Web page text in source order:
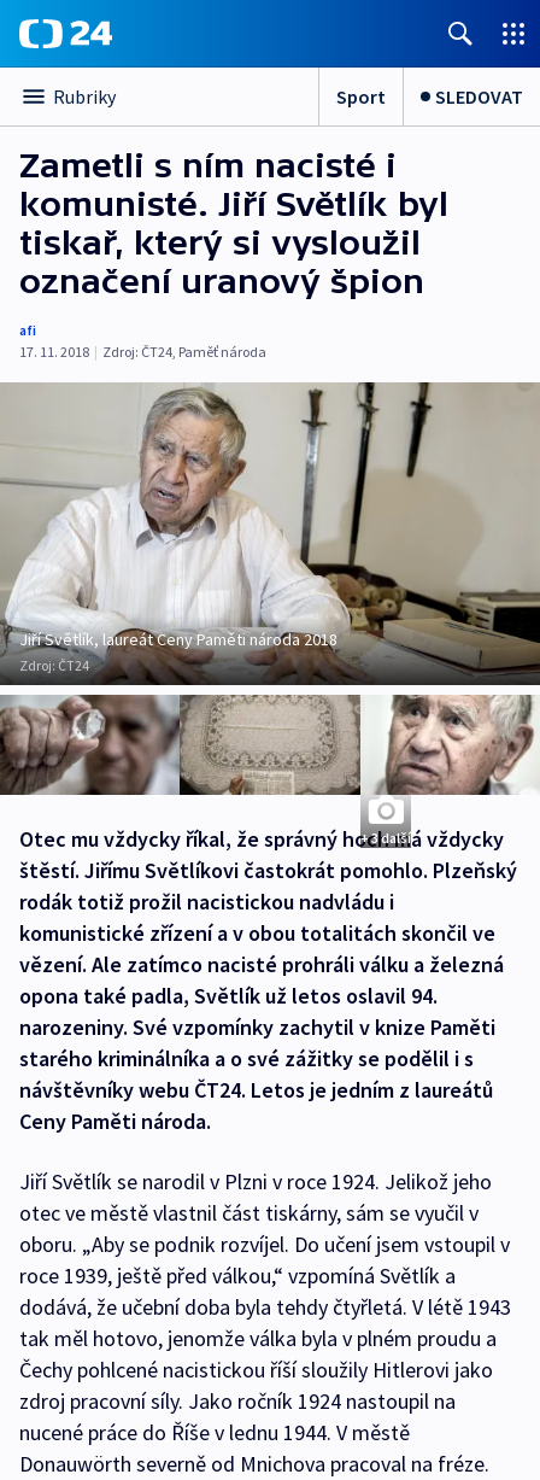
Rubriky Sport SLEDOVAT
Zametli s ním nacisté i
komunisté. Jiří Světlík byl
tiskař, který si vysloužil
označení uranový špion
afi
17. 11. 2018 | Zdroj: ČT24, Paměť národa
Jiří Světlík, laureát Ceny Paměti národa 2018
Zdroj:ČT24
+ 3 další
Otec mu vždycky říkal, že správný hoch má vždycky
štěstí. Jiřímu Světlíkovi častokrát pomohlo. Plzeňský
rodák totiž prožil nacistickou nadvládu i
komunistické zřízení a v obou totalitách skončil ve
vězení. Ale zatímco nacisté prohráli válku a železná
opona také padla, Světlík už letos oslavil 94.
narozeniny. Své vzpomínky zachytil v knize Paměti
starého kriminálníka a o své zážitky se podělil i s
návštěvníky webu ČT24. Letos je jedním z laureátů
Ceny Paměti národa.
Jiří Světlík se narodil v Plzni v roce 1924. Jelikož jeho
otec ve městě vlastnil část tiskárny, sám se vyučil v
oboru. „Aby se podnik rozvíjel. Do učení jsem vstoupil v
roce 1939, ještě před válkou,“ vzpomíná Světlík a
dodává, že učební doba byla tehdy čtyřletá. V létě 1943
tak měl hotovo, jenomže válka byla v plném proudu a
Čechy pohlcené nacistickou říší sloužily Hitlerovi jako
zdroj pracovní síly. Jako ročník 1924 nastoupil na
nucené práce do Říše v lednu 1944. V městě
Donauwörth severně od Mnichova pracoval na fréze.